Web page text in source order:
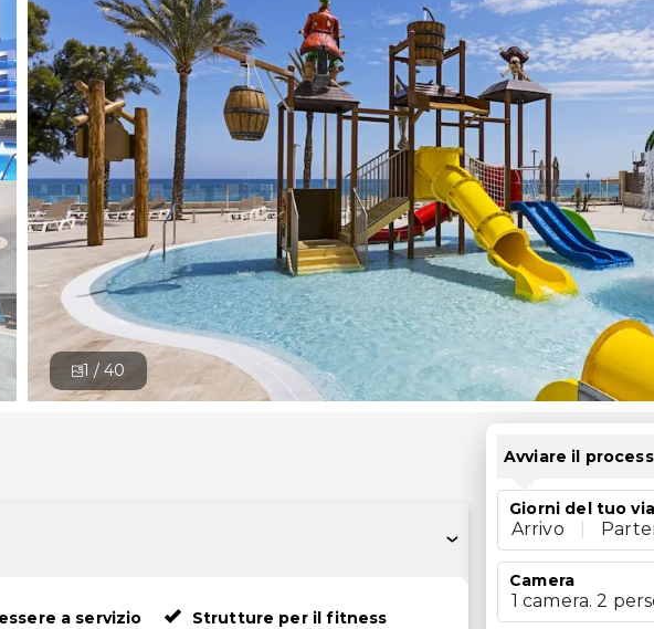
1 /40
a servizio
Strutture per il fitness
Avviare il
Giorni del tuo
Arrivo
Camera
1 camera. 2